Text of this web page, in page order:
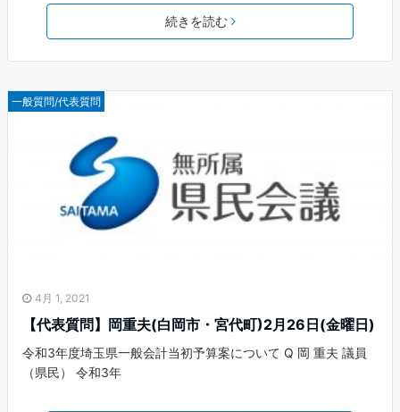
続きを読む
一般質問/代表質問
4月 1, 2021
【代表質問】岡重夫(白岡市・宮代町)2月26日(金曜日)
令和3年度埼玉県一般会計当初予算案について Q 岡 重夫 議員
（県民） 令和3年